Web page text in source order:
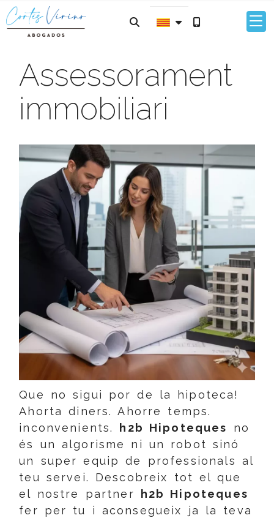
Assessorament
immobiliari
Que no sigui por de la hipoteca!
Ahorta diners. Ahorre temps.
inconvenients.
h2b Hipoteques
no
és un algorisme ni un robot sinó
un super equip de professionals al
teu servei. Descobreix tot el que
el nostre partner
h2b Hipoteques
fer per tu i aconsegueix ja la teva